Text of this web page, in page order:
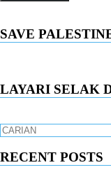
SAVE
LAYARI SELAK
RECENT POSTS